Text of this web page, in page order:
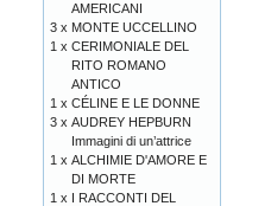
AMERICANI
3 x MONTE UCCELLINO
1 x CERIMONIALE DEL
RITO ROMANO
ANTICO
1 x CÉLINE E LE DONNE
3 x AUDREY HEPBURN
Immagini di un’attrice
1 x ALCHIMIE D'AMORE E
DI MORTE
1 x I RACCONTI DEL